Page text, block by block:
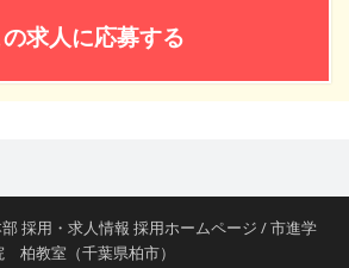
の求人に応募する
採用・求人情報 採用ホームページ / 市進学
柏教室（千葉県柏市）